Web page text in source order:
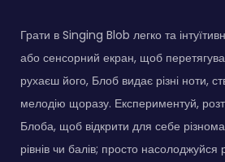
Грати в Singing Blob легко та
або сенсорний екран, щоб
рухаєш його, Блоб видає різні ноти,
мелодію щоразу. Експериментуй,
Блоба, щоб відкрити для себе
рівнів чи балів; просто